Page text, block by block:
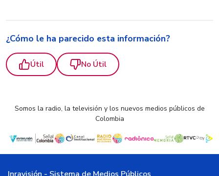
¿Cómo le ha parecido esta información?
Útil No Útil
Somos la radio, la televisión y los nuevos medios públicos de
Colombia